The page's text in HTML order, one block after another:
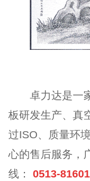
卓力达是一
板研发生产、真
过ISO、质量环
心的售后服务，
线： 0513-